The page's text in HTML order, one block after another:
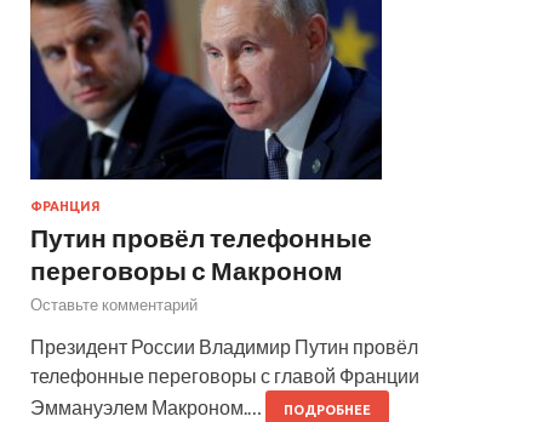
ФРАНЦИЯ
Путин провёл телефонные
переговоры с Макроном
Оставьте комментарий
Президент России Владимир Путин провёл
телефонные переговоры с главой Франции
Эммануэлем Макроном.…
ПОДРОБНЕЕ